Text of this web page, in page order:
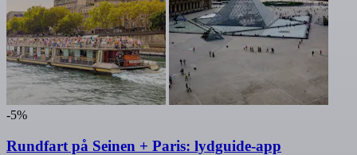
-5%
Rundfart på Seinen + Paris: lydguide-app